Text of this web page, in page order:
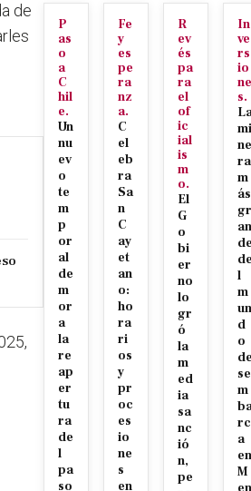
de
P
as
o
a
C
hil
e.
Un
nu
ev
o
te
m
p
or
al
de
m
or
a
la
re
ap
er
tu
ra
de
l
pa
so
Fe
y
es
pe
ra
nz
a.
C
el
eb
ra
Sa
n
C
ay
et
an
o:
ho
ra
ri
os
y
pr
oc
es
io
ne
s
en
R
ev
és
pa
ra
el
of
ic
ial
is
m
o.
El
G
o
bi
er
no
lo
gr
ó
la
m
ed
ia
sa
nc
ió
n,
pe
In
ve
rs
io
ne
s.
mi
ne
ra
m
ás
gr
an
de
de
l
m
un
d
o
de
se
m
rc
a
en
M